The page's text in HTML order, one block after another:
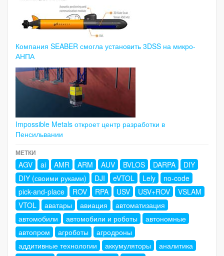
Компания SEABER смогла установить 3DSS на микро-
АНПА
Impossible Metals откроет центр разработки в
Пенсильвании
МЕТКИ
AGV ai AMR ARM AUV BVLOS DARPA
DIY
DIY (своими руками)
DJI eVTOL Lely
no-code
pick-and-place
ROV RPA USV USV+ROV
VSLAM
VTOL
аватары авиация
автоматизация
автомобили
автомобили и роботы
автономные
автопром
агроботы
агродроны
аддитивные технологии
аккумуляторы
аналитика